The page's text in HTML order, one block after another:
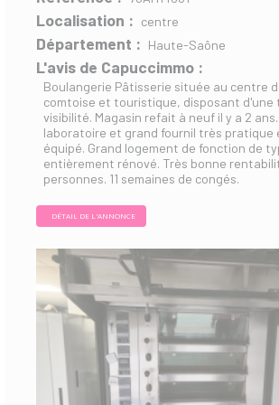
Localisation : centre
Département : Haute-Saône
L'avis de Capuccimmo :
Boulangerie Pâtisserie située au centre
comtoise et touristique, disposant d'une
visibilité. Magasin refait à neuf il y a 2
laboratoire et grand fournil très pratique
équipé. Grand logement de fonction de
entièrement rénové. Très bonne
personnes. 11 semaines de congés.
DÉTAIL DE L'ANNONCE